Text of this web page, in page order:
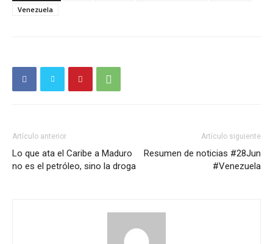
Venezuela
Artículo anterior
Lo que ata el Caribe a Maduro
no es el petróleo, sino la droga
Artículo siguiente
Resumen de noticias #28Jun
#Venezuela